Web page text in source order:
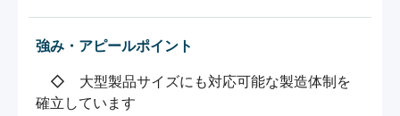
強み・アピールポイント
◇　大型製品サイズにも対応可能な製造体制を
確立しています